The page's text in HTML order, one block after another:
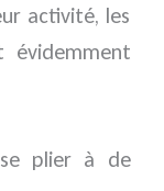
activité, les
évidemment
plier à de